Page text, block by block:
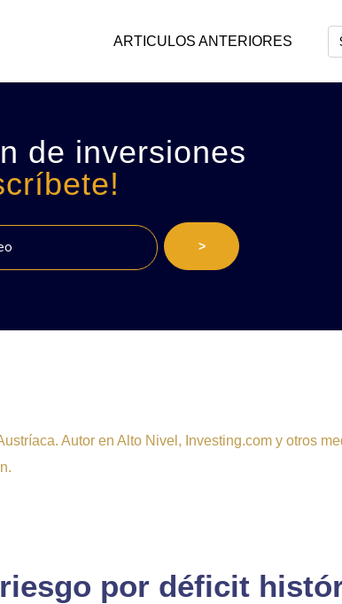
ARTICULOS ANTERIORES
de inversiones
>
Autor en Alto Nivel, Investing.com y otros
por déficit